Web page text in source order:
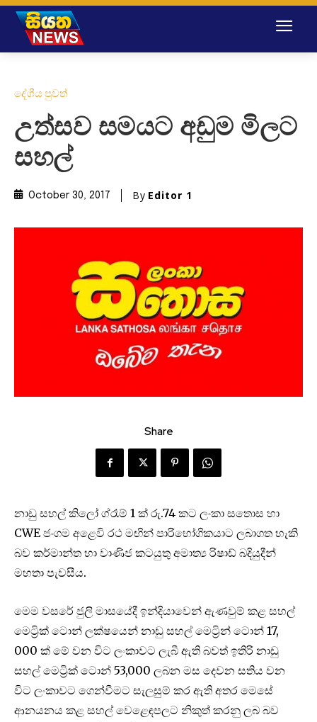
දේශීය පුවත්
උත්සව සමයට අඩුම මිලට
සහල්
October 30, 2017 By Editor 1
Share
නාඩු සහල් කිලෝ ග්රෑම් 1 ක් රු.74 කට ලංකා සතොස හා
CWE ජංගම අළෙවි රථ මඟින් පාරිභෝගිකයාට ලබාගත හැකි
බව කර්මාන්ත හා වාණිජ කටයුතු අමාත්‍ය රිෂාඩ් බදියුදීන්
මහතා පැවසීය.
මෙම වසරේ ජුලි මාසයේදී ඉන්දියාවෙන් ඇණවුම් කළ සහල්
මෙට්‍රික් ටොන් ලක්ෂයෙන් නාඩු සහල් මෙට්‍රින් ටොන් 17,
000 ක් මේ වන විට ලංකාවට ලැබී ඇති බවත් ඉතිරි නාඩු
සහල් මෙට්‍රික් ටොන් 53,000 ලබන මස දෙවන සතිය වන
විට ලංකාවට ගෙන්වීමට සැලසුම් කර ඇති අතර මෙසේ
ආනයනය කළ සහල් වෙළෙඳපලට නිකුත් කරනු ලබ බව